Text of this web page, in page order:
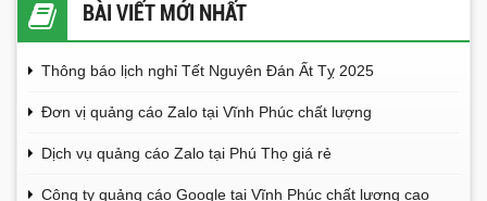
BÀI VIẾT MỚI NHẤT
Thông báo lịch nghỉ Tết Nguyên Đán Ất Tỵ 2025
Đơn vị quảng cáo Zalo tại Vĩnh Phúc chất lượng
Dịch vụ quảng cáo Zalo tại Phú Thọ giá rẻ
Công ty quảng cáo Google tại Vĩnh Phúc chất lượng cao